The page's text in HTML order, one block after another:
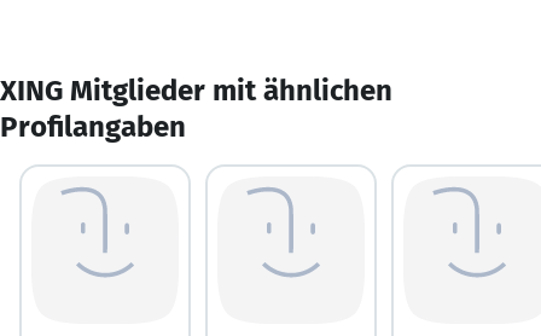
XING Mitglieder mit ähnlichen
Profilangaben